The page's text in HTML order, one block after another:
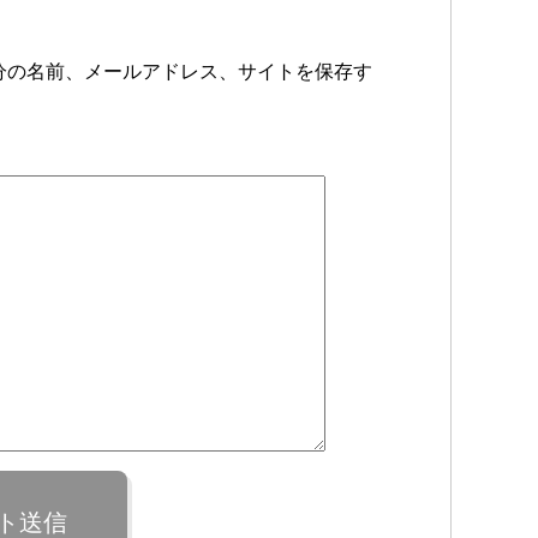
名前、メールアドレス、サイトを保存す
送信